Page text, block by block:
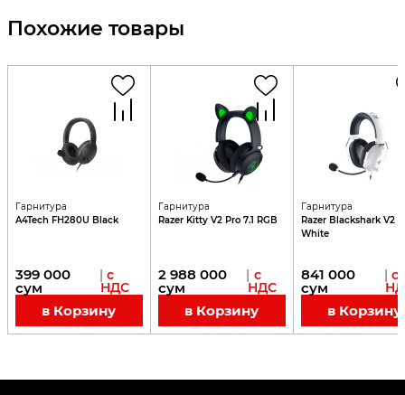
Похожие товары
Гарнитура
A4Tech FH280U Black
399 000
сум
с
НДС
в Корзину
Гарнитура
Razer Kitty V2 Pro 7.1 RGB
2 988 000
сум
с
НДС
в Корзину
Гарнитура
Razer Blackshark V2 X
White
841 000
сум
с
в Корзину